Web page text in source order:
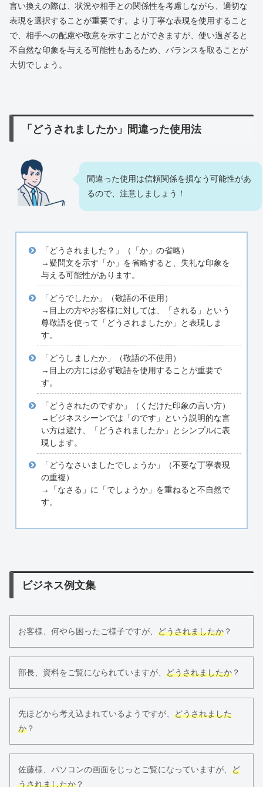
言い換えの際は、状況や相手との関係性を考慮しながら、適切な
表現を選択することが重要です。より丁寧な表現を使用すること
で、相手への配慮や敬意を示すことができますが、使い過ぎると
不自然な印象を与える可能性もあるため、バランスを取ることが
大切でしょう。
「どうされましたか」間違った使用法
間違った使用は信頼関係を損なう可能性があ
るので、注意しましょう！
「どうされました？」（「か」の省略）
→疑問文を示す「か」を省略すると、失礼な印象を
与える可能性があります。
「どうでしたか」（敬語の不使用）
→目上の方やお客様に対しては、「される」という
尊敬語を使って「どうされましたか」と表現しま
す。
「どうしましたか」（敬語の不使用）
→目上の方には必ず敬語を使用することが重要で
す。
「どうされたのですか」（くだけた印象の言い方）
→ビジネスシーンでは「のです」という説明的な言
い方は避け、「どうされましたか」とシンプルに表
現します。
「どうなさいましたでしょうか」（不要な丁寧表現
の重複）
→「なさる」に「でしょうか」を重ねると不自然で
す。
ビジネス例文集
お客様、何やら困ったご様子ですが、 どうされましたか ？
部長、資料をご覧になられていますが、 どうされましたか ？
先ほどから考え込まれているようですが、 どうされました
か ？
佐藤様、パソコンの画面をじっとご覧になっていますが、 ど
うされましたか ？